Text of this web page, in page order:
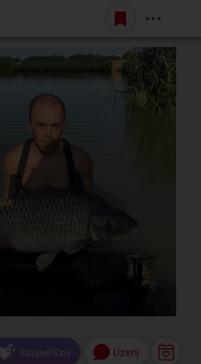
Belépés
SzuperSzív Üzenj